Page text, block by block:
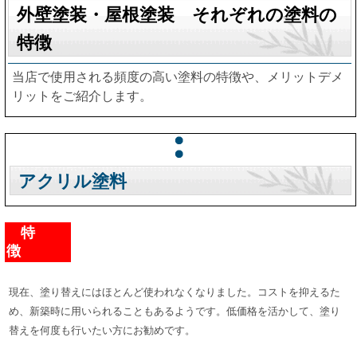
外壁塗装・屋根塗装 それぞれの塗料の
特徴
当店で使用される頻度の高い塗料の特徴や、メリットデメ
リットをご紹介します。
アクリル塗料
特
徴
現在、塗り替えにはほとんど使われなくなりました。コストを抑えるた
め、新築時に用いられることもあるようです。低価格を活かして、塗り
替えを何度も行いたい方にお勧めです。